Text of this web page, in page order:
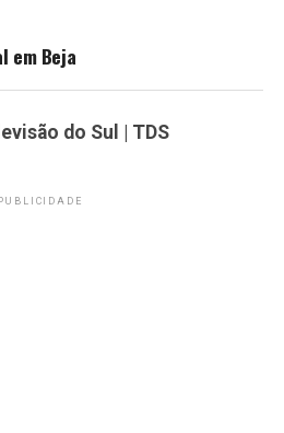
em Beja
do Sul | TDS
PUBLICIDADE